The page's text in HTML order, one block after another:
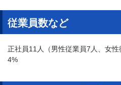
従業員数など
正社員11人（男性従業員7人、女
4%